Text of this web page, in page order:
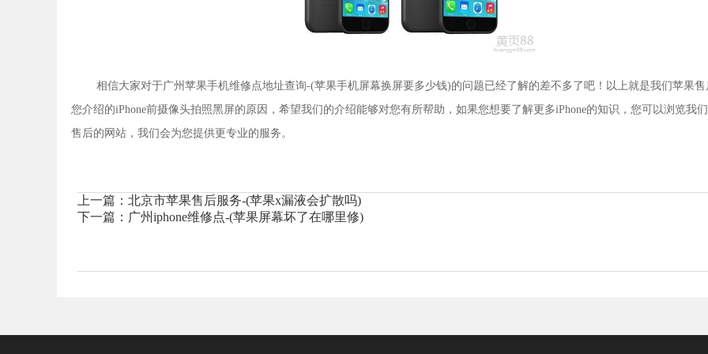
相信大家对于广州苹果手机维修点地址查询-(苹果手机屏幕换屏要多少钱)的问题已经了解的差不多了吧！以上就是我们苹果售
您介绍的iPhone前摄像头拍照黑屏的原因，希望我们的介绍能够对您有所帮助，如果您想要了解更多iPhone的知识，您可以浏览我
售后的网站，我们会为您提供更专业的服务。
上一篇：北京市苹果售后服务-(苹果x漏液会扩散吗)
下一篇： 广州iphone维修点-(苹果屏幕坏了在哪里修)